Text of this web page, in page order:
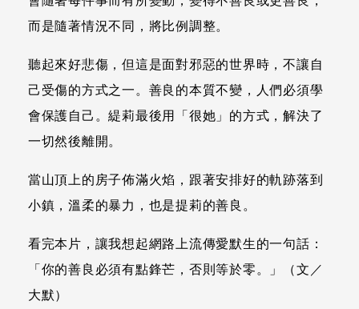
而是隨著情況不同，將比例調整。
聽起來好悲傷，但這是面對邪惡的世界時，不讓自
己受傷的方式之一。善良的本質不變，人們必須學
會保護自己。緹莉最後用「很她」的方式，解決了
一切然後離開。
當山頂上的房子佈滿火焰，跟著安排好的軌跡落到
小鎮，溫柔的暴力，也是提莉的善良。
看完本片，讓我想起網路上流傳愛默生的一句話：
「你的善良必須有點鋒芒，否則等於零。」（文／
大默）